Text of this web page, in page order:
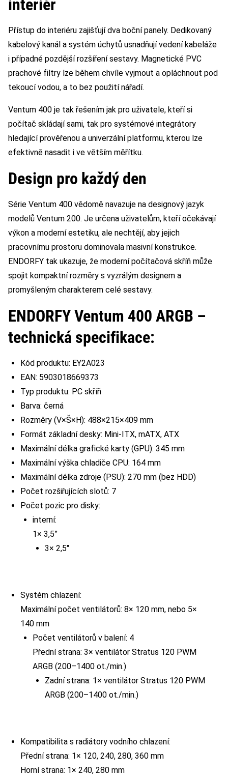
interiér
Přístup do interiéru zajišťují dva boční panely. Dedikovaný
kabelový kanál a systém úchytů usnadňují vedení kabeláže
i případné pozdější rozšíření sestavy. Magnetické PVC
prachové filtry lze během chvíle vyjmout a opláchnout pod
tekoucí vodou, a to bez použití nářadí.
Ventum 400 je tak řešením jak pro uživatele, kteří si
počítač skládají sami, tak pro systémové integrátory
hledající prověřenou a univerzální platformu, kterou lze
efektivně nasadit i ve větším měřítku.
Design pro každý den
Série Ventum 400 vědomě navazuje na designový jazyk
modelů Ventum 200. Je určena uživatelům, kteří očekávají
výkon a moderní estetiku, ale nechtějí, aby jejich
pracovnímu prostoru dominovala masivní konstrukce.
ENDORFY tak ukazuje, že moderní počítačová skříň může
spojit kompaktní rozměry s vyzrálým designem a
promyšleným charakterem celé sestavy.
ENDORFY Ventum 400 ARGB –
technická specifikace:
Kód produktu: EY2A023
EAN: 5903018669373
Typ produktu: PC skříň
Barva: černá
Rozměry (V×Š×H): 488×215×409 mm
Formát základní desky: Mini-ITX, mATX, ATX
Maximální délka grafické karty (GPU): 345 mm
Maximální výška chladiče CPU: 164 mm
Maximální délka zdroje (PSU): 270 mm (bez HDD)
Počet rozšiřujících slotů: 7
Počet pozic pro disky:
interní:
1× 3,5”
3× 2,5″
Systém chlazení:
Maximální počet ventilátorů: 8× 120 mm, nebo 5×
140 mm
Počet ventilátorů v balení: 4
Přední strana: 3× ventilátor Stratus 120 PWM
ARGB (200–1400 ot./min.)
Zadní strana: 1× ventilátor Stratus 120 PWM
ARGB (200–1400 ot./min.)
Kompatibilita s radiátory vodního chlazení:
Přední strana: 1× 120, 240, 280, 360 mm
Horní strana: 1× 240, 280 mm